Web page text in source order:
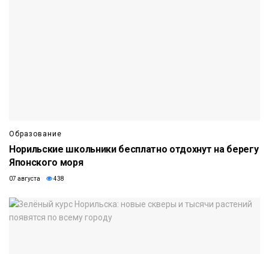
Образование
Норильские школьники бесплатно отдохнут на берегу
Японского моря
07 августа 438